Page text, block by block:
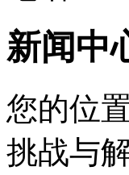
新闻中
您的位置
挑战与